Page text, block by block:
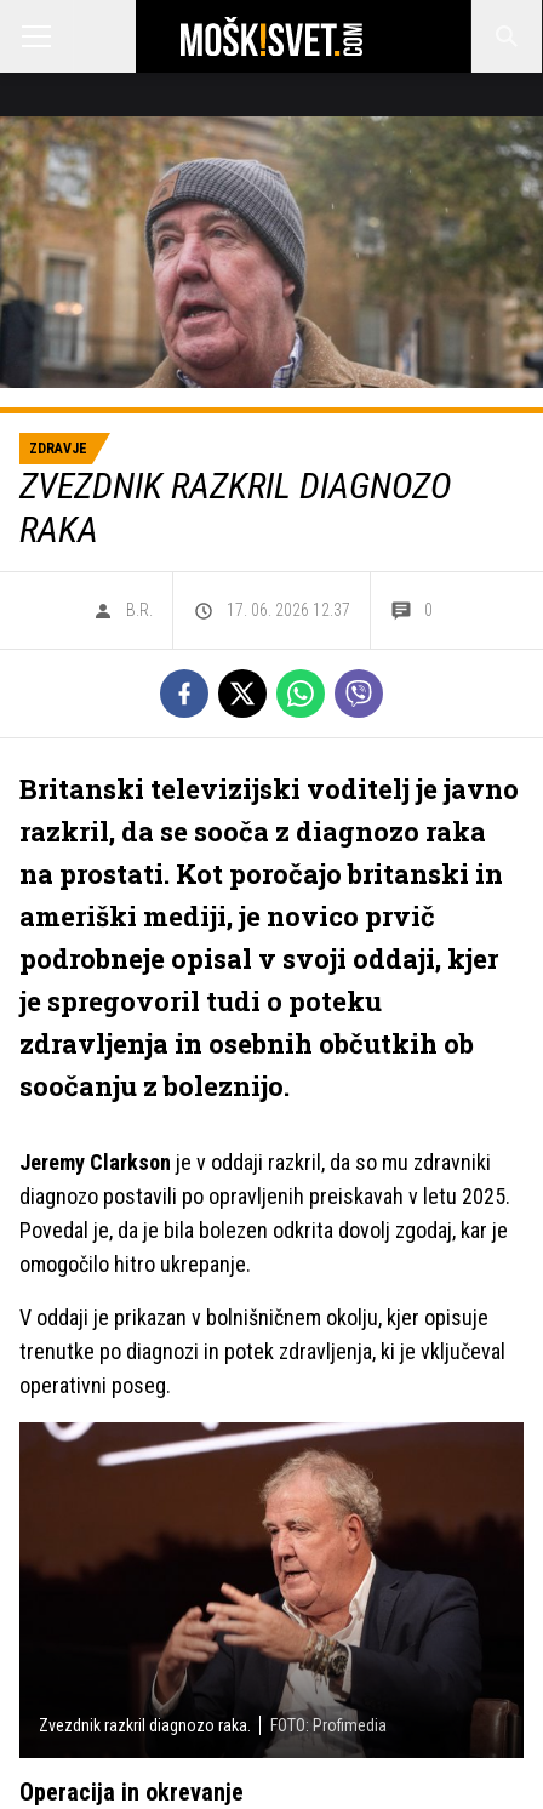
ZDRAVJE
ZVEZDNIK RAZKRIL DIAGNOZO
RAKA
B.R. 17. 06. 2026 12.37 0
Britanski televizijski voditelj je javno
razkril, da se sooča z diagnozo raka
na prostati. Kot poročajo britanski in
ameriški mediji, je novico prvič
podrobneje opisal v svoji oddaji, kjer
je spregovoril tudi o poteku
zdravljenja in osebnih občutkih ob
soočanju z boleznijo.
Jeremy Clarkson je v oddaji razkril, da so mu zdravniki
diagnozo postavili po opravljenih preiskavah v letu 2025.
Povedal je, da je bila bolezen odkrita dovolj zgodaj, kar je
omogočilo hitro ukrepanje.
V oddaji je prikazan v bolnišničnem okolju, kjer opisuje
trenutke po diagnozi in potek zdravljenja, ki je vključeval
operativni poseg.
Zvezdnik razkril diagnozo raka. FOTO: Profimedia
Operacija in okrevanje